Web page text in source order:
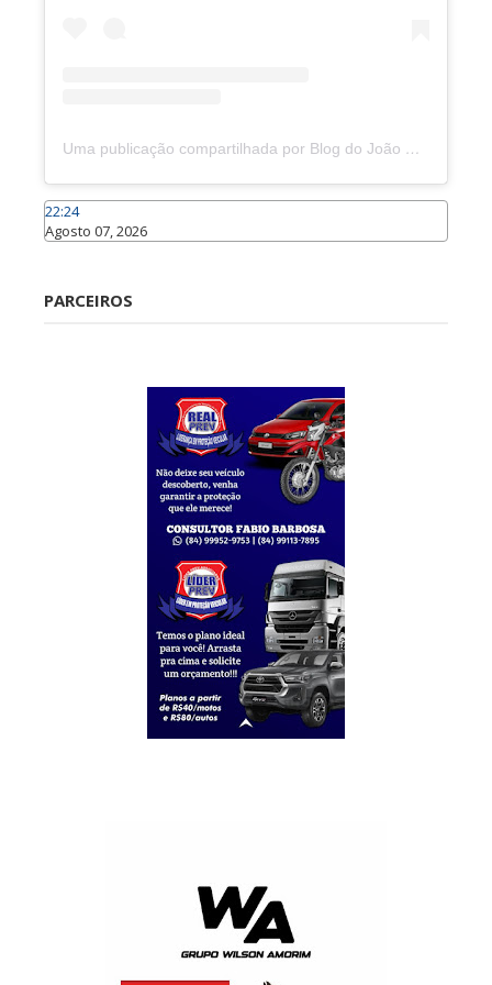
Uma publicação compartilhada por Blog do João Marcolino (@joaomarcolinoneto)
22:24
Agosto 07, 2026
PARCEIROS